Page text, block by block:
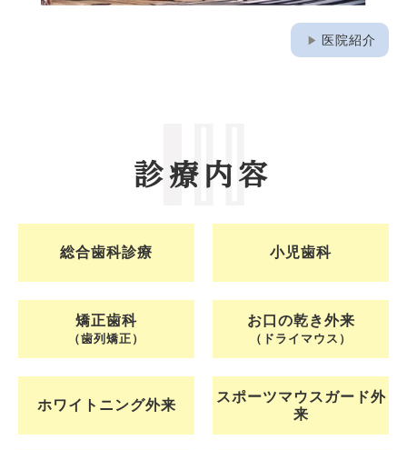
play_arrow 医院紹介
診療内容
総合歯科診療 小児歯科
矯正歯科
（歯列矯正）
お口の乾き外来
（ドライマウス）
ホワイトニング外来
スポーツマウスガード外
来